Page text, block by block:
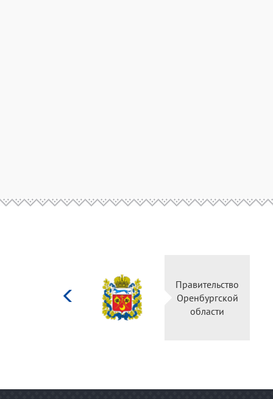
Министерство
культуры
Российской
федерации